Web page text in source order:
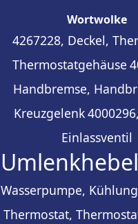
Wortwolke
4267228, Deckel,
Thermostatgehäuse
Handbremse,
Kreuzgelenk
Einlassventil
Umlenkhebel
Wasserpumpe, Kühlung
Thermostat,